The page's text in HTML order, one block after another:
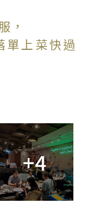
，
單上菜快過
+4